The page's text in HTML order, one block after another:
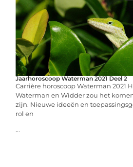
Jaarhoroscoop Waterman 2021 Deel 2
Carrière horoscoop Waterman 2021
Waterman en Widder zou het
zijn. Nieuwe ideeën en
rol en
...